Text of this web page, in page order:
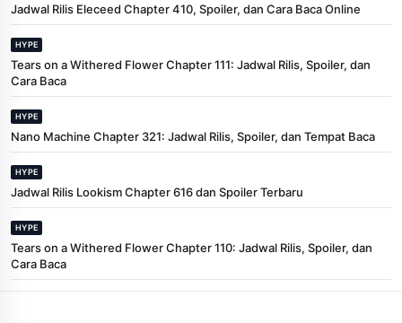
Jadwal Rilis Eleceed Chapter 410, Spoiler, dan Cara Baca Online
HYPE
Tears on a Withered Flower Chapter 111: Jadwal Rilis, Spoiler, dan
Cara Baca
HYPE
Nano Machine Chapter 321: Jadwal Rilis, Spoiler, dan Tempat Baca
HYPE
Jadwal Rilis Lookism Chapter 616 dan Spoiler Terbaru
HYPE
Tears on a Withered Flower Chapter 110: Jadwal Rilis, Spoiler, dan
Cara Baca